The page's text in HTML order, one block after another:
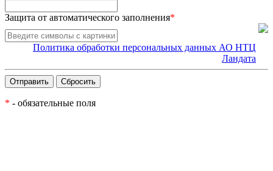
Защита от автоматического заполнения*
Политика обработки персональных данных АО НТЦ
Ландата
* - обязательные поля